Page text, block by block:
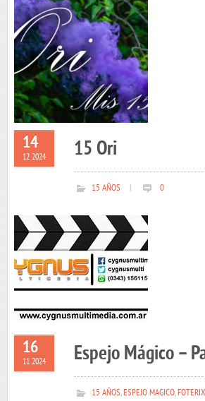
14
12 2024 15 Ori
15 AÑOS 0
16
11 2024 Espejo Mágico –
15 AÑOS,ESPEJO MAGICO,FOTERIX